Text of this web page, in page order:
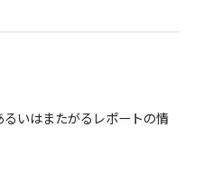
いはまたがるレポートの情